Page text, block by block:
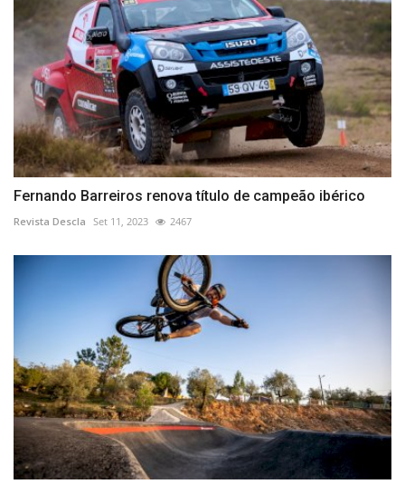
Fernando Barreiros renova título de campeão ibérico
Revista Descla Set 11, 2023 2467